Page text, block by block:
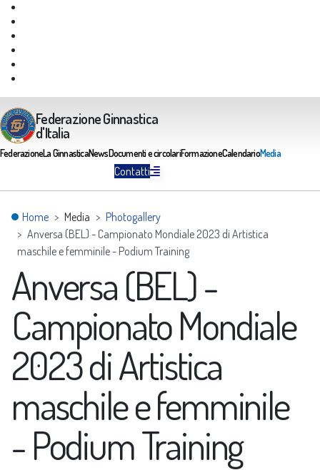
Federazione Ginnastica
d'Italia
FederazioneLa GinnasticaNewsDocumenti e circolariFormazioneCalendarioMedia
Contatti
Home Media
Photogallery
Anversa (BEL) - Campionato Mondiale 2023 di Artistica
maschile e femminile - Podium Training
Anversa (BEL) -
Campionato Mondiale
2023 di Artistica
maschile e femminile
- Podium Training